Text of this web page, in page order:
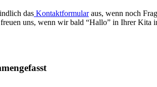
das Kontaktformularaus, wenn noch
uns, wenn wir bald “Hallo” in Ihrer Kita